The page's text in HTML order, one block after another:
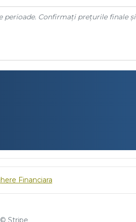
perioade. Confirmați prețurile finale și
Financiara
© Stripe